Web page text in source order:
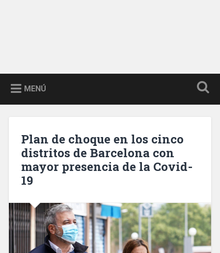
MENÚ
Plan de choque en los cinco
distritos de Barcelona con
mayor presencia de la Covid-
19